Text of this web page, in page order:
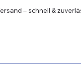
– schnell &